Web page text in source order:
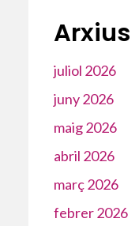
Arxius
juliol 2026
juny 2026
maig 2026
abril 2026
març 2026
febrer 2026